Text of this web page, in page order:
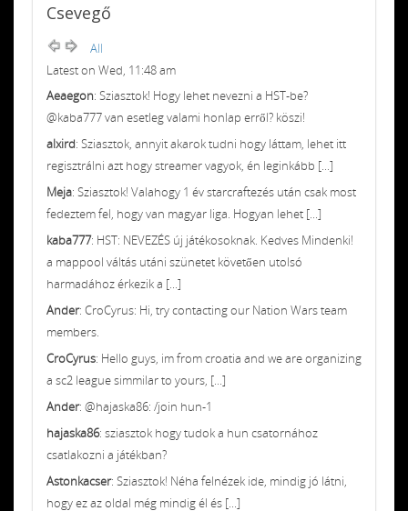
Csevegő
All
Latest on Wed, 11:48 am
Aeaegon: Sziasztok! Hogy lehet nevezni a HST-be?
@kaba777 van esetleg valami honlap erről? köszi!
alxird: Sziasztok, annyit akarok tudni hogy láttam, lehet itt
regisztrálni azt hogy streamer vagyok, én leginkább [...]
Meja: Sziasztok! Valahogy 1 év starcraftezés után csak most
fedeztem fel, hogy van magyar liga. Hogyan lehet [...]
kaba777: HST: NEVEZÉS új játékosoknak. Kedves Mindenki!
a mappool váltás utáni szünetet követően utolsó
harmadához érkezik a [...]
Ander: CroCyrus: Hi, try contacting our Nation Wars team
members.
CroCyrus: Hello guys, im from croatia and we are organizing
a sc2 league simmilar to yours, [...]
Ander: @hajaska86: /join hun-1
hajaska86: sziasztok hogy tudok a hun csatornához
csatlakozni a játékban?
Astonkacser: Sziasztok! Néha felnézek ide, mindig jó látni,
hogy ez az oldal még mindig él és [...]